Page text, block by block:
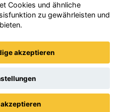
Cookies und ähnliche
zu gewährleisten und
akzeptieren